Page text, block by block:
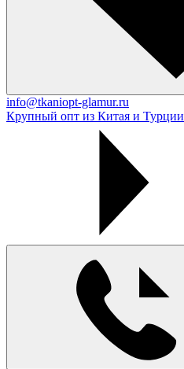
info@tkaniopt-glamur.ru
Крупный опт из Китая и Турции